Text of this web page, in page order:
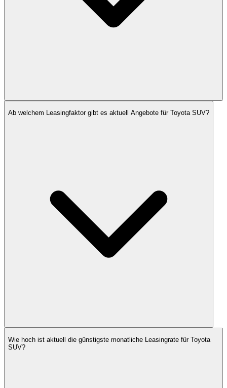
Ab welchem Leasingfaktor gibt es aktuell Angebote für Toyota SUV?
Wie hoch ist aktuell die günstigste monatliche Leasingrate für Toyota
SUV?